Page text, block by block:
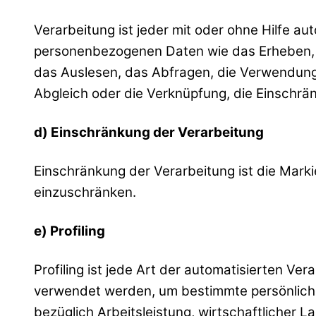
Verarbeitung ist jeder mit oder ohne Hilfe
personenbezogenen Daten wie das
das Auslesen, das Abfragen, die
Abgleich oder die Verknüpfung, die
d) Einschränkung der Verarbeitung
Einschränkung der Verarbeitung ist die
einzuschränken.
e) Profiling
Profiling ist jede Art der automatisierten
verwendet werden, um bestimmte
bezüglich Arbeitsleistung, wirtschaftlicher